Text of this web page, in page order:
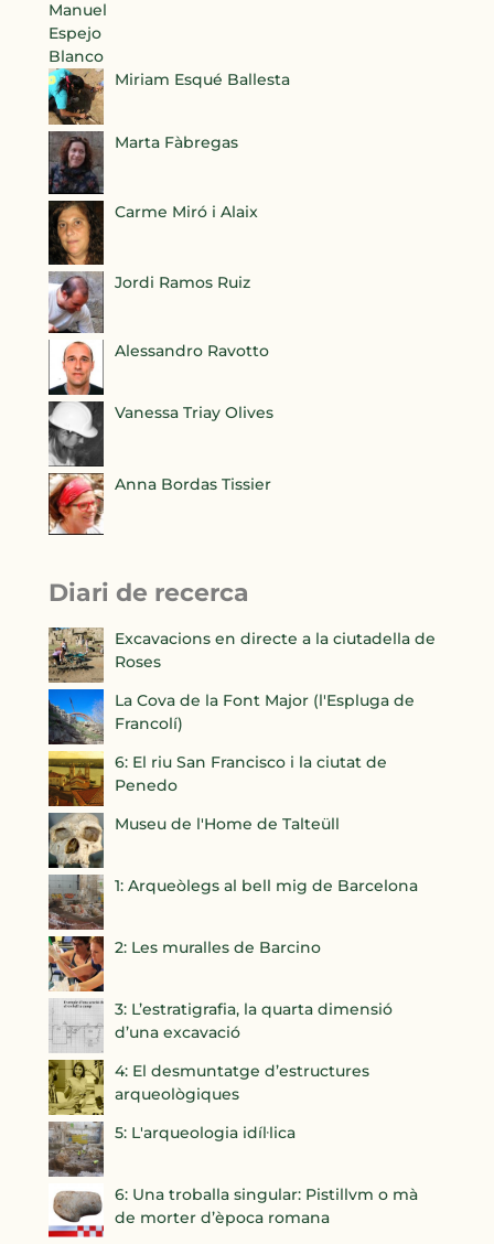
Miriam Esqué Ballesta
Marta Fàbregas
Carme Miró i Alaix
Jordi Ramos Ruiz
Alessandro Ravotto
Vanessa Triay Olives
Anna Bordas Tissier
Diari de recerca
Excavacions en directe a la ciutadella de
Roses
La Cova de la Font Major (l'Espluga de
Francolí)
6: El riu San Francisco i la ciutat de
Penedo
Museu de l'Home de Talteüll
1: Arqueòlegs al bell mig de Barcelona
2: Les muralles de Barcino
3: L’estratigrafia, la quarta dimensió
d’una excavació
4: El desmuntatge d’estructures
arqueològiques
5: L'arqueologia idíl·lica
6: Una troballa singular: Pistillvm o mà
de morter d’època romana